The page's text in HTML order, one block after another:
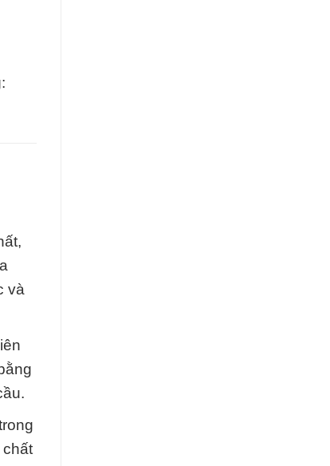
và
chất